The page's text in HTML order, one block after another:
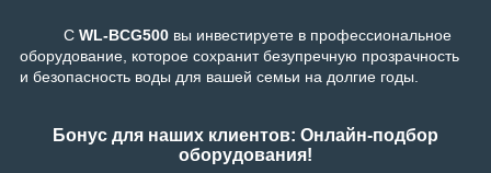
С WL-BCG500 вы инвестируете в профессиональное
оборудование, которое сохранит безупречную прозрачность
и безопасность воды для вашей семьи на долгие годы.
Бонус для наших клиентов: Онлайн-подбор
оборудования!